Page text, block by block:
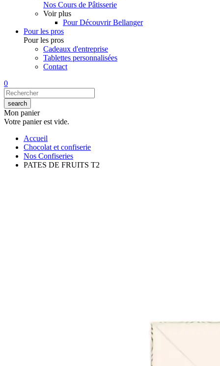
Nos Cours de Pâtisserie
Voir plus
Pour Découvrir Bellanger
Pour les pros
Pour les pros
Cadeaux d'entreprise
Tablettes personnalisées
Contact
0
Mon panier
Votre panier est vide.
Accueil
Chocolat et confiserie
Nos Confiseries
PATES DE FRUITS T2